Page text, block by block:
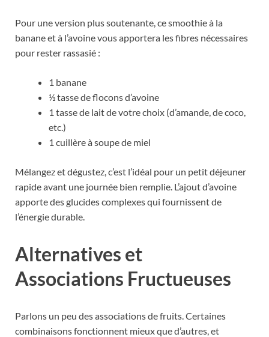
Pour une version plus soutenante, ce smoothie à la
banane et à l’avoine vous apportera les fibres nécessaires
pour rester rassasié :
1 banane
½ tasse de flocons d’avoine
1 tasse de lait de votre choix (d’amande, de coco,
etc.)
1 cuillère à soupe de miel
Mélangez et dégustez, c’est l’idéal pour un petit déjeuner
rapide avant une journée bien remplie. L’ajout d’avoine
apporte des glucides complexes qui fournissent de
l’énergie durable.
Alternatives et
Associations Fructueuses
Parlons un peu des associations de fruits. Certaines
combinaisons fonctionnent mieux que d’autres, et